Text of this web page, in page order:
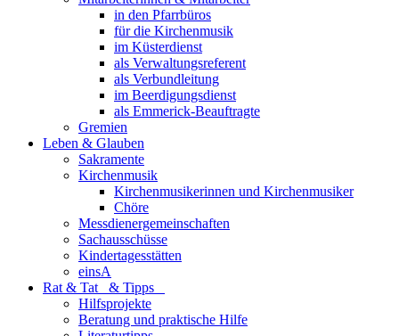
in den Pfarrbüros
für die Kirchenmusik
im Küsterdienst
als Verwaltungsreferent
als Verbundleitung
im Beerdigungsdienst
als Emmerick-Beauftragte
Gremien
Leben & Glauben
Sakramente
Kirchenmusik
Kirchenmusikerinnen und Kirchenmusiker
Chöre
Messdienergemeinschaften
Sachausschüsse
Kindertagesstätten
einsA
Rat & Tat & Tipps
Hilfsprojekte
Beratung und praktische Hilfe